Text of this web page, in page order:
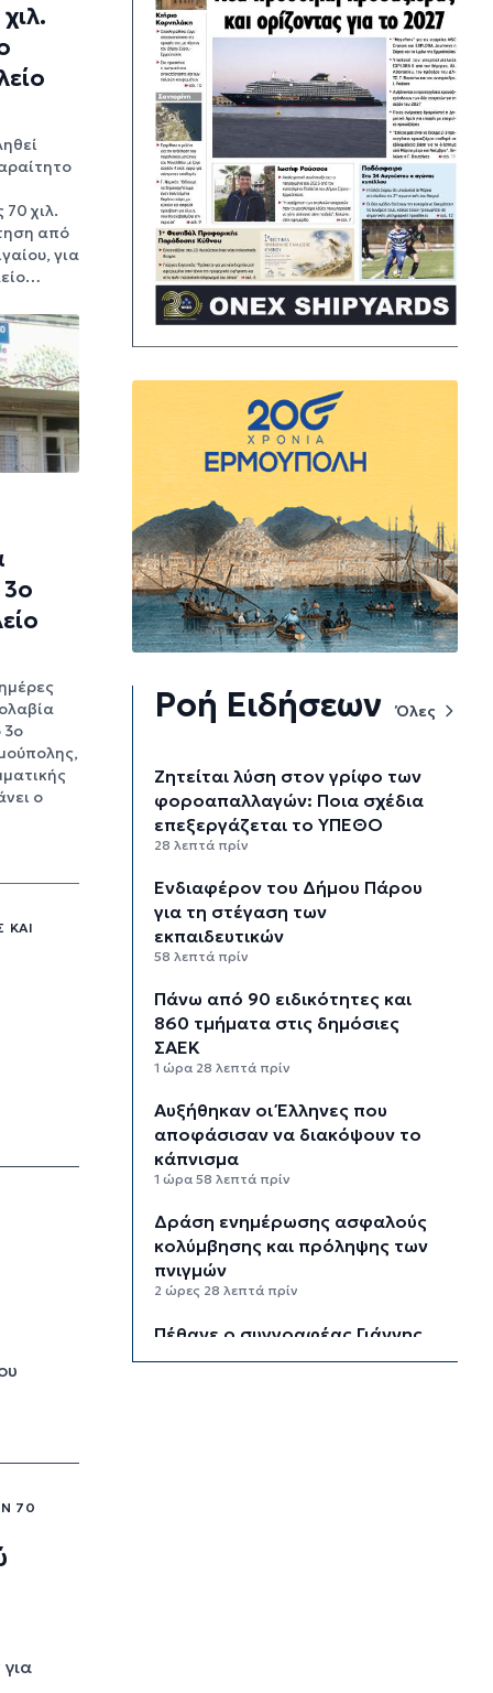
χιλ.
από
για
3ο
3ο
ο
ΚΑΙ
70
Ροή Ειδήσεων Όλες
Ζητείται λύση στον γρίφο των
φοροαπαλλαγών: Ποια σχέδια
επεξεργάζεται το ΥΠΕΘΟ
28 λεπτά πρίν
Ενδιαφέρον του Δήμου Πάρου
για τη στέγαση των
εκπαιδευτικών
58 λεπτά πρίν
Πάνω από 90 ειδικότητες και
860 τμήματα στις δημόσιες
ΣΑΕΚ
1 ώρα 28 λεπτά πρίν
Αυξήθηκαν οι Έλληνες που
αποφάσισαν να διακόψουν το
κάπνισμα
1 ώρα 58 λεπτά πρίν
Δράση ενημέρωσης ασφαλούς
κολύμβησης και πρόληψης των
πνιγμών
2 ώρες 28 λεπτά πρίν
Πέθανε ο συγγραφέας Γιάννης
Γρηγοράκης